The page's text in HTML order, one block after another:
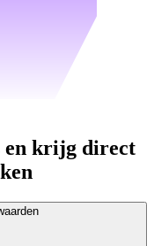
en krijg direct